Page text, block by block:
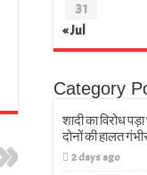
31
« Jul
Category
शादी का विरोध
दोनों की हालत
2 days ago